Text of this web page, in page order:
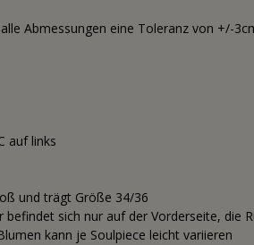
Abmessungen eine Toleranz von +/-
auf links
und trägt Größe 34/36
befindet sich nur auf der Vorderseite, die
kann je Soulpiece leicht variieren